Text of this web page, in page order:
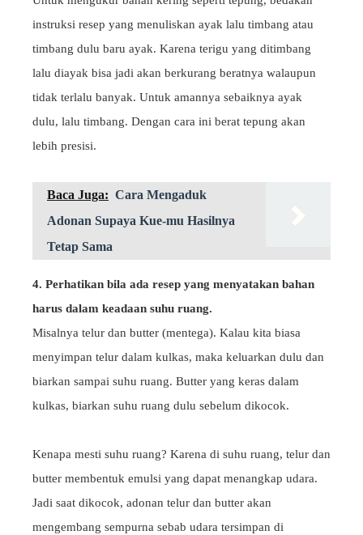
instruksi resep yang menuliskan ayak lalu timbang atau
timbang dulu baru ayak. Karena terigu yang ditimbang
lalu diayak bisa jadi akan berkurang beratnya walaupun
tidak terlalu banyak. Untuk amannya sebaiknya ayak
dulu, lalu timbang. Dengan cara ini berat tepung akan
lebih presisi.
Baca Juga: Cara Mengaduk
Adonan Supaya Kue-mu Hasilnya
Tetap Sama
4. Perhatikan bila ada resep yang menyatakan bahan
harus dalam keadaan suhu ruang.
Misalnya telur dan butter (mentega). Kalau kita biasa
menyimpan telur dalam kulkas, maka keluarkan dulu dan
biarkan sampai suhu ruang. Butter yang keras dalam
kulkas, biarkan suhu ruang dulu sebelum dikocok.
Kenapa mesti suhu ruang? Karena di suhu ruang, telur dan
butter membentuk emulsi yang dapat menangkap udara.
Jadi saat dikocok, adonan telur dan butter akan
mengembang sempurna sebab udara tersimpan di